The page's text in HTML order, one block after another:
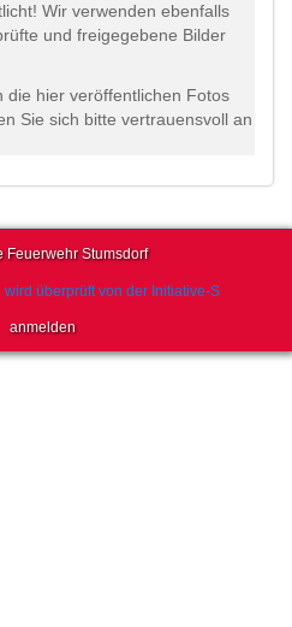
Wir verwenden ebenfalls
und freigegebene Bilder
die hier veröffentlichen Fotos
Sie sich bitte vertrauensvoll an
Stumsdorf
anmelden